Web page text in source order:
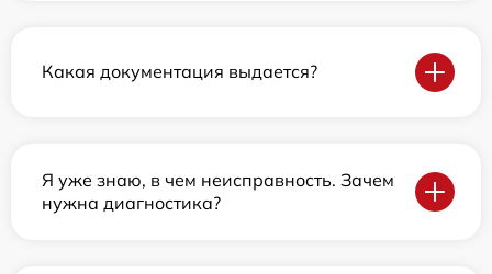
Какая документация выдается?
Я уже знаю, в чем неисправность. Зачем
нужна диагностика?